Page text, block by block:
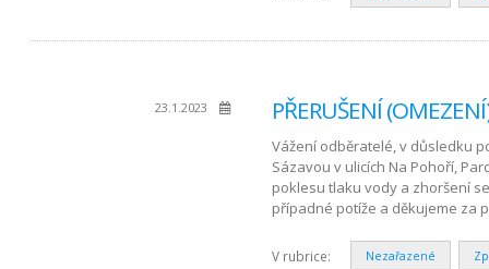
23.1.2023 PŘERUŠENÍ
Vážení odběratelé, v důsledku
Sázavou v ulicích Na Pohoří,
poklesu tlaku vody a zhoršení
případné potíže a děkujeme
V rubrice: Nezařazené